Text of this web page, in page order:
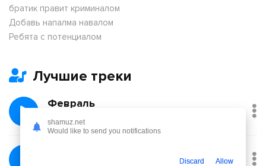
братик правит криминалом
Добавь напалма навалом
Ребята с потенциалом
Лучшие треки
Февраль
Никита Киоссе, Фейгин
shamuz.net
Would like to send you notifications
Discard Allow